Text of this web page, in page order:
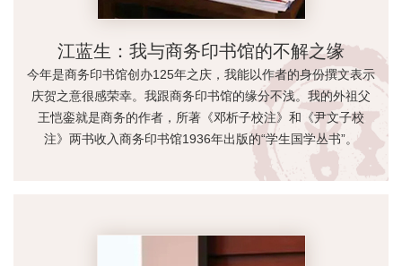
江蓝生：我与商务印书馆的不解之缘
今年是商务印书馆创办125年之庆，我能以作者的身份撰文表示
庆贺之意很感荣幸。我跟商务印书馆的缘分不浅。我的外祖父
王恺銮就是商务的作者，所著《邓析子校注》和《尹文子校
注》两书收入商务印书馆1936年出版的“学生国学丛书”。